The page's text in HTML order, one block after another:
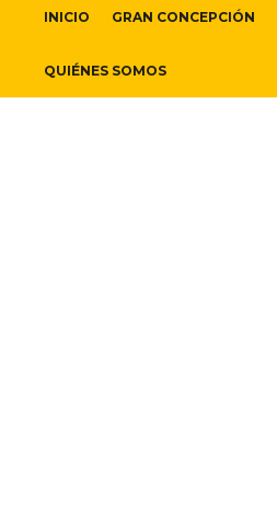
INICIO GRAN CONCEPCIÓN
QUIÉNES SOMOS